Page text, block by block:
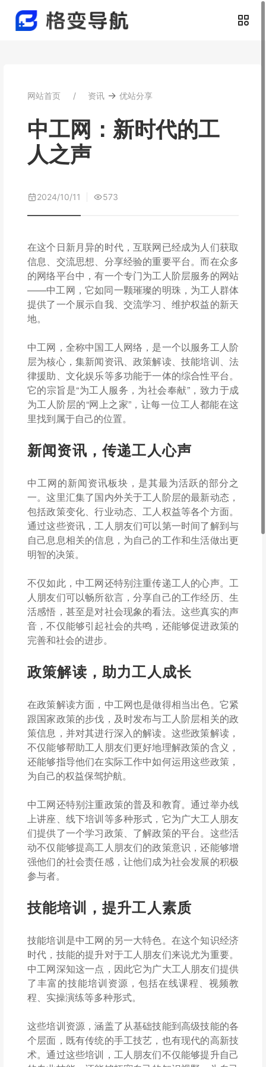
网站首页 资讯 → 优站分享
中工网：新时代的工
人之声
2024/10/11 573
在这个日新月异的时代，互联网已经成为人们获取
信息、交流思想、分享经验的重要平台。而在众多
的网络平台中，有一个专门为工人阶层服务的网站
——中工网，它如同一颗璀璨的明珠，为工人群体
提供了一个展示自我、交流学习、维护权益的新天
地。
中工网，全称中国工人网络，是一个以服务工人阶
层为核心，集新闻资讯、政策解读、技能培训、法
律援助、文化娱乐等多功能于一体的综合性平台。
它的宗旨是“为工人服务，为社会奉献”，致力于成
为工人阶层的“网上之家”，让每一位工人都能在这
里找到属于自己的位置。
新闻资讯，传递工人心声
中工网的新闻资讯板块，是其最为活跃的部分之
一。这里汇集了国内外关于工人阶层的最新动态，
包括政策变化、行业动态、工人权益等各个方面。
通过这些资讯，工人朋友们可以第一时间了解到与
自己息息相关的信息，为自己的工作和生活做出更
明智的决策。
不仅如此，中工网还特别注重传递工人的心声。工
人朋友们可以畅所欲言，分享自己的工作经历、生
活感悟，甚至是对社会现象的看法。这些真实的声
音，不仅能够引起社会的共鸣，还能够促进政策的
完善和社会的进步。
政策解读，助力工人成长
在政策解读方面，中工网也是做得相当出色。它紧
跟国家政策的步伐，及时发布与工人阶层相关的政
策信息，并对其进行深入的解读。这些政策解读，
不仅能够帮助工人朋友们更好地理解政策的含义，
还能够指导他们在实际工作中如何运用这些政策，
为自己的权益保驾护航。
中工网还特别注重政策的普及和教育。通过举办线
上讲座、线下培训等多种形式，它为广大工人朋友
们提供了一个学习政策、了解政策的平台。这些活
动不仅能够提高工人朋友们的政策意识，还能够增
强他们的社会责任感，让他们成为社会发展的积极
参与者。
技能培训，提升工人素质
技能培训是中工网的另一大特色。在这个知识经济
时代，技能的提升对于工人朋友们来说尤为重要。
中工网深知这一点，因此它为广大工人朋友们提供
了丰富的技能培训资源，包括在线课程、视频教
程、实操演练等多种形式。
这些培训资源，涵盖了从基础技能到高级技能的各
个层面，既有传统的手工技艺，也有现代的高新技
术。通过这些培训，工人朋友们不仅能够提升自己